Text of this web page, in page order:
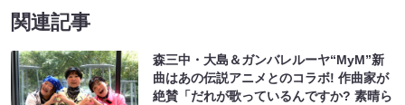
関連記事
森三中・大島＆ガンバレルーヤ“MyM”新
曲はあの伝説アニメとのコラボ! 作曲家が
絶賛「だれが歌っているんですか? 素晴ら